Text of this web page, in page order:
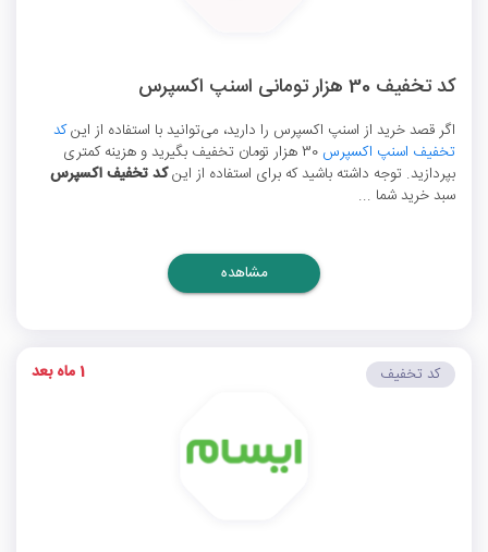
کد تخفیف 30 هزار تومانی اسنپ اکسپرس
اگر قصد خرید از اسنپ اکسپرس را دارید، می‌توانید با استفاده از اینکد
تخفیف اسنپ اکسپرس
30 هزار تومان تخفیف بگیرید و هزینه کمتری
بپردازید. توجه داشته باشید که برای استفاده از اینکد تخفیف اکسپرس
سبد خرید شما ...
مشاهده
کد تخفیف 1 ماه بعد